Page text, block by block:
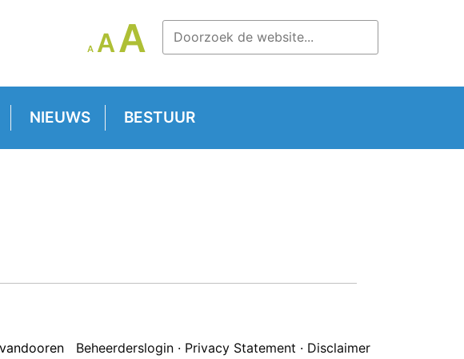
A
LETTERTYPE
ALETTERTYPE
RESETTEN.
A LETTERTYPE
GROOTTE
VERGROTEN.
NIEUWS BESTUUR
Beheerderslogin · Privacy Statement · Disclaimer